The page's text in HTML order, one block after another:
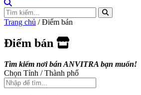
Trang chủ / Điểm bán
Điểm bán
Tìm kiếm nơi bán ANVITRA bạn muốn!
Chọn Tỉnh / Thành phố